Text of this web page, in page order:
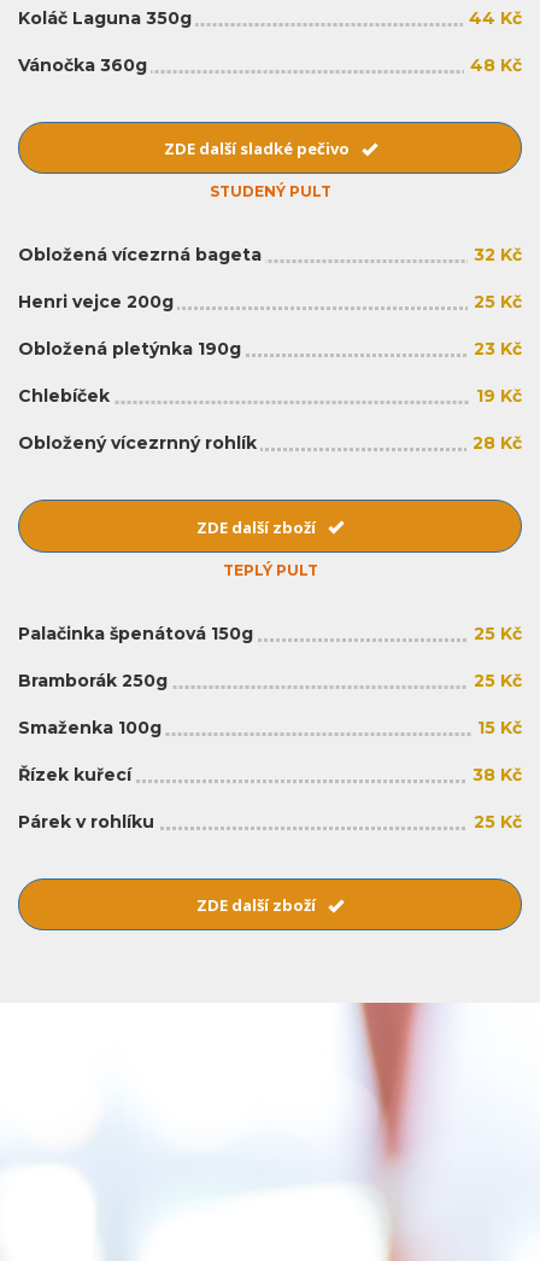
Koláč Laguna 350g 44 Kč
Vánočka 360g 48 Kč
ZDE další sladké pečivo
STUDENÝ PULT
Obložená vícezrná bageta 32 Kč
Henri vejce 200g 25 Kč
Obložená pletýnka 190g 23 Kč
Chlebíček 19 Kč
Obložený vícezrnný rohlík 28 Kč
ZDE další zboží
TEPLÝ PULT
Palačinka špenátová 150g 25 Kč
Bramborák 250g 25 Kč
Smaženka 100g 15 Kč
Řízek kuřecí 38 Kč
Párek v rohlíku 25 Kč
ZDE další zboží